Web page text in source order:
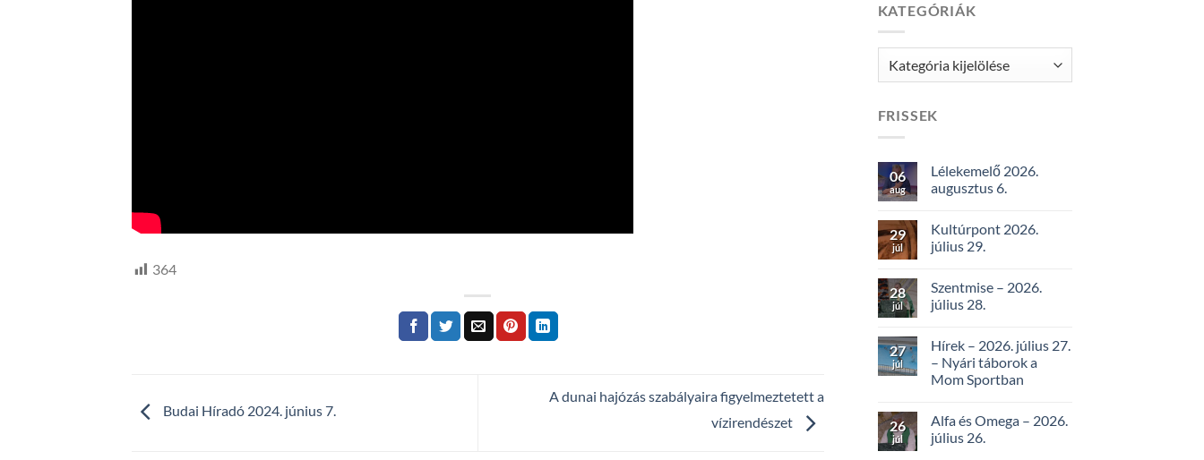
364
Budai Híradó 2024. június 7.
A dunai hajózás szabályaira figyelmeztetett a
vízirendészet
KATEGÓRIÁK
Kategóriák
FRISSEK
06
aug
Lélekemelő 2026.
augusztus 6.
29
júl
Kultúrpont 2026.
július 29.
28
júl
Szentmise – 2026.
július 28.
27
júl
Hírek – 2026. július 27.
– Nyári táborok a
Mom Sportban
26
júl
Alfa és Omega – 2026.
július 26.